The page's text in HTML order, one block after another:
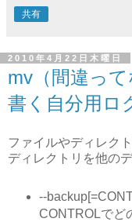
共有
2010年4月22日木曜日
mv（間違っ
書く自分用ロ
ファイルやディレク
ディレクトリを他の
--
CONTROLでど